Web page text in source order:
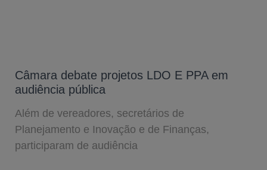
Câmara debate projetos LDO E PPA em
audiência pública
Além de vereadores, secretários de
Planejamento e Inovação e de Finanças,
participaram de audiência